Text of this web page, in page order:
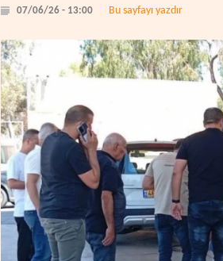
07/06/26 - 13:00 Bu sayfayı yazdır